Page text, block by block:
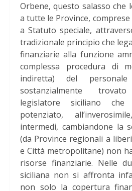
Orbene, questo salasso che
a tutte le Province,
a Statuto speciale,
tradizionale principio che
finanziarie alla funzione
complessa procedura di
indiretta) del
sostanzialmente
legislatore siciliano
potenziato,
intermedi, cambiandone la
(da Province regionali a
e Città metropolitane) non
risorse finanziarie. Nelle
siciliana non si affronta
non solo la copertura